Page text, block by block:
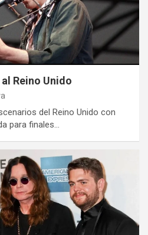
Reino Unido
del Reino Unido con
para finales…